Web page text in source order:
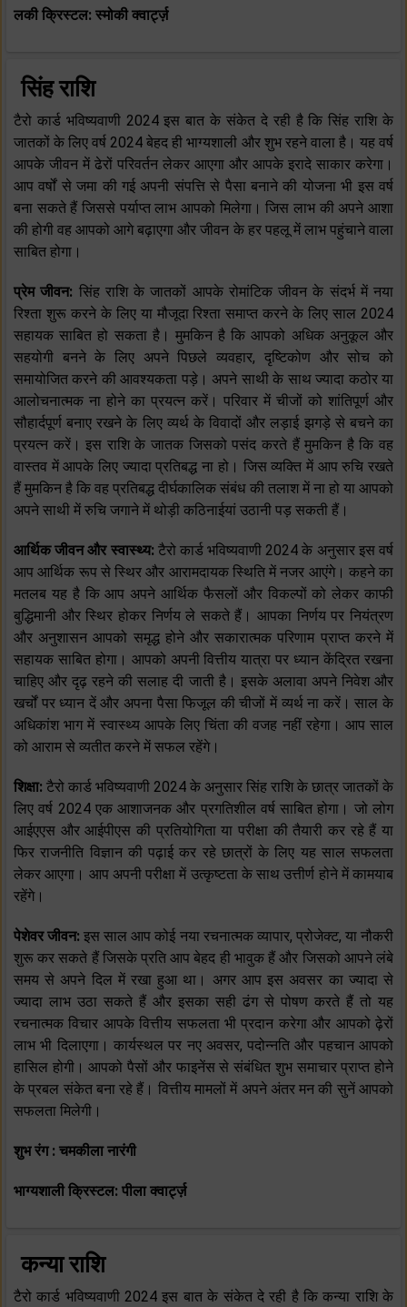
लकी क्रिस्टल: स्मोकी क्वार्ट्ज़
सिंह राशि
टैरो कार्ड भविष्यवाणी 2024 इस बात के संकेत दे रही है कि सिंह राशि के
जातकों के लिए वर्ष 2024 बेहद ही भाग्यशाली और शुभ रहने वाला है। यह वर्ष
आपके जीवन में ढेरों परिवर्तन लेकर आएगा और आपके इरादे साकार करेगा।
आप वर्षों से जमा की गई अपनी संपत्ति से पैसा बनाने की योजना भी इस वर्ष
बना सकते हैं जिससे पर्याप्त लाभ आपको मिलेगा। जिस लाभ की अपने आशा
की होगी वह आपको आगे बढ़ाएगा और जीवन के हर पहलू में लाभ पहुंचाने वाला
साबित होगा।
प्रेम जीवन: सिंह राशि के जातकों आपके रोमांटिक जीवन के संदर्भ में नया
रिश्ता शुरू करने के लिए या मौजूदा रिश्ता समाप्त करने के लिए साल 2024
सहायक साबित हो सकता है। मुमकिन है कि आपको अधिक अनुकूल और
सहयोगी बनने के लिए अपने पिछले व्यवहार, दृष्टिकोण और सोच को
समायोजित करने की आवश्यकता पड़े। अपने साथी के साथ ज्यादा कठोर या
आलोचनात्मक ना होने का प्रयत्न करें। परिवार में चीजों को शांतिपूर्ण और
सौहार्दपूर्ण बनाए रखने के लिए व्यर्थ के विवादों और लड़ाई झगड़े से बचने का
प्रयत्न करें। इस राशि के जातक जिसको पसंद करते हैं मुमकिन है कि वह
वास्तव में आपके लिए ज्यादा प्रतिबद्ध ना हो। जिस व्यक्ति में आप रुचि रखते
हैं मुमकिन है कि वह प्रतिबद्ध दीर्घकालिक संबंध की तलाश में ना हो या आपको
अपने साथी में रुचि जगाने में थोड़ी कठिनाईयां उठानी पड़ सकती हैं।
आर्थिक जीवन और स्वास्थ्य: टैरो कार्ड भविष्यवाणी 2024 के अनुसार इस वर्ष
आप आर्थिक रूप से स्थिर और आरामदायक स्थिति में नजर आएंगे। कहने का
मतलब यह है कि आप अपने आर्थिक फैसलों और विकल्पों को लेकर काफी
बुद्धिमानी और स्थिर होकर निर्णय ले सकते हैं। आपका निर्णय पर नियंत्रण
और अनुशासन आपको समृद्ध होने और सकारात्मक परिणाम प्राप्त करने में
सहायक साबित होगा। आपको अपनी वित्तीय यात्रा पर ध्यान केंद्रित रखना
चाहिए और दृढ़ रहने की सलाह दी जाती है। इसके अलावा अपने निवेश और
खर्चों पर ध्यान दें और अपना पैसा फिजूल की चीजों में व्यर्थ ना करें। साल के
अधिकांश भाग में स्वास्थ्य आपके लिए चिंता की वजह नहीं रहेगा। आप साल
को आराम से व्यतीत करने में सफल रहेंगे।
शिक्षा: टैरो कार्ड भविष्यवाणी 2024 के अनुसार सिंह राशि के छात्र जातकों के
लिए वर्ष 2024 एक आशाजनक और प्रगतिशील वर्ष साबित होगा। जो लोग
आईएएस और आईपीएस की प्रतियोगिता या परीक्षा की तैयारी कर रहे हैं या
फिर राजनीति विज्ञान की पढ़ाई कर रहे छात्रों के लिए यह साल सफलता
लेकर आएगा। आप अपनी परीक्षा में उत्कृष्टता के साथ उत्तीर्ण होने में कामयाब
रहेंगे।
पेशेवर जीवन: इस साल आप कोई नया रचनात्मक व्यापार, प्रोजेक्ट, या नौकरी
शुरू कर सकते हैं जिसके प्रति आप बेहद ही भावुक हैं और जिसको आपने लंबे
समय से अपने दिल में रखा हुआ था। अगर आप इस अवसर का ज्यादा से
ज्यादा लाभ उठा सकते हैं और इसका सही ढंग से पोषण करते हैं तो यह
रचनात्मक विचार आपके वित्तीय सफलता भी प्रदान करेगा और आपको ढ़ेरों
लाभ भी दिलाएगा। कार्यस्थल पर नए अवसर, पदोन्नति और पहचान आपको
हासिल होगी। आपको पैसों और फाइनेंस से संबंधित शुभ समाचार प्राप्त होने
के प्रबल संकेत बना रहे हैं। वित्तीय मामलों में अपने अंतर मन की सुनें आपको
सफलता मिलेगी।
शुभ रंग : चमकीला नारंगी
भाग्यशाली क्रिस्टल: पीला क्वार्ट्ज़
कन्या राशि
टैरो कार्ड भविष्यवाणी 2024 इस बात के संकेत दे रही है कि कन्या राशि के